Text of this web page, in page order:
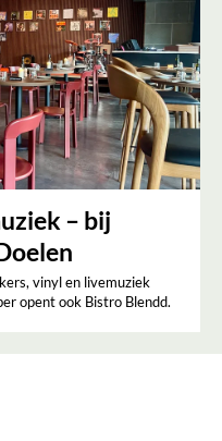
– bij
vinyl en livemuziek
opent ook Bistro Blendd.